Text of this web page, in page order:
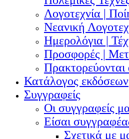
Λογοτεχνία |
Νεανική
Ημερολόγια |
Προσφορές |
Κατάλογος εκδόσεων
Συγγραφείς
Οι συγγραφείς
Είσαι
Σχετικά με